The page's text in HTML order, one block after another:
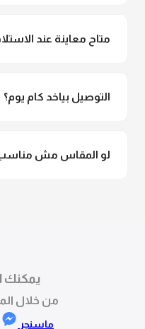
متاح معاينة عند
التوصيل بياخد كام يوم؟
لو المقاس مش مناسب
يمكنك
من خلال
ماسنجر